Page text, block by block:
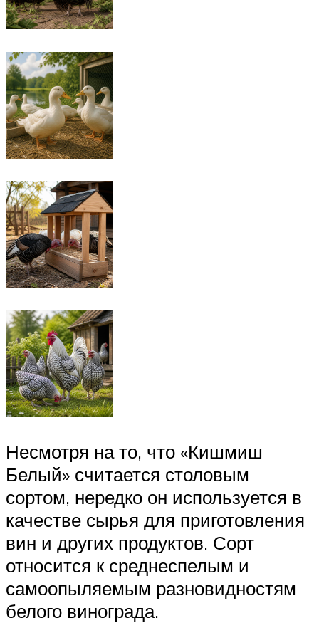
Несмотря на то, что «Кишмиш
Белый» считается столовым
сортом, нередко он используется в
качестве сырья для приготовления
вин и других продуктов. Сорт
относится к среднеспелым и
самоопыляемым разновидностям
белого винограда.